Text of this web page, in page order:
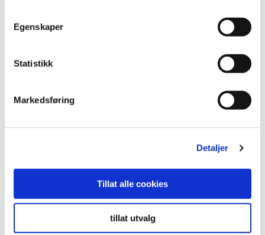
Egenskaper
Statistikk
Markedsføring
Detaljer
Tillat alle cookies
tillat utvalg
Ostesmørbrød ala Italia